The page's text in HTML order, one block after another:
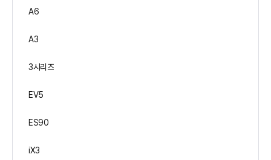
A6
A3
3시리즈
EV5
ES90
iX3